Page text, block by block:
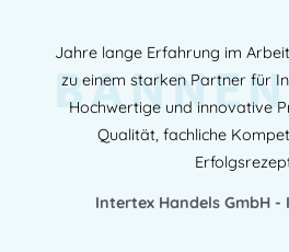
Jahre lange Erfahrung im
zu einem starken Partner für
Hochwertige und innovative
Qualität, fachliche
Intertex Handels GmbH